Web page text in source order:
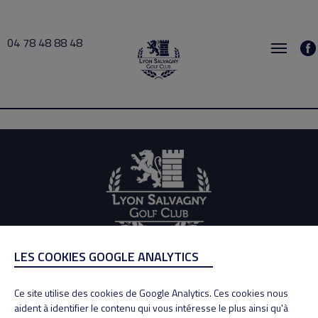
04 78 48 88 48
Cours collectifs 2020-10-24 16:00 → 2020-10-24 17:30
ADRESSE
69890 La Tour de Salvagny
Tél : 04 78 48 88 48
LES COOKIES GOOGLE ANALYTICS
Ce site utilise des cookies de Google Analytics. Ces cookies nous
aident à identifier le contenu qui vous intéresse le plus ainsi qu'à